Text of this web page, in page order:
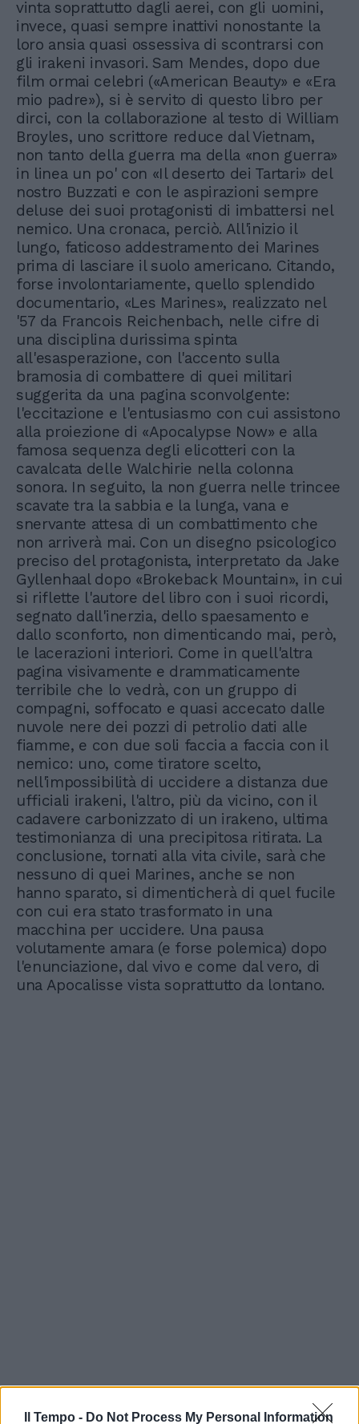
Il Tempo - Do Not Process My Personal Information
vinta soprattutto dagli aerei, con gli uomini,
invece, quasi sempre inattivi nonostante la
loro ansia quasi ossessiva di scontrarsi con
gli irakeni invasori. Sam Mendes, dopo due
film ormai celebri («American Beauty» e «Era
mio padre»), si è servito di questo libro per
dirci, con la collaborazione al testo di William
Broyles, uno scrittore reduce dal Vietnam,
non tanto della guerra ma della «non guerra»
in linea un po' con «Il deserto dei Tartari» del
nostro Buzzati e con le aspirazioni sempre
deluse dei suoi protagonisti di imbattersi nel
nemico. Una cronaca, perciò. All'inizio il
lungo, faticoso addestramento dei Marines
prima di lasciare il suolo americano. Citando,
forse involontariamente, quello splendido
documentario, «Les Marines», realizzato nel
'57 da Francois Reichenbach, nelle cifre di
una disciplina durissima spinta
all'esasperazione, con l'accento sulla
bramosia di combattere di quei militari
suggerita da una pagina sconvolgente:
l'eccitazione e l'entusiasmo con cui assistono
alla proiezione di «Apocalypse Now» e alla
famosa sequenza degli elicotteri con la
cavalcata delle Walchirie nella colonna
sonora. In seguito, la non guerra nelle trincee
scavate tra la sabbia e la lunga, vana e
snervante attesa di un combattimento che
non arriverà mai. Con un disegno psicologico
preciso del protagonista, interpretato da Jake
Gyllenhaal dopo «Brokeback Mountain», in cui
si riflette l'autore del libro con i suoi ricordi,
segnato dall'inerzia, dello spaesamento e
dallo sconforto, non dimenticando mai, però,
le lacerazioni interiori. Come in quell'altra
pagina visivamente e drammaticamente
terribile che lo vedrà, con un gruppo di
compagni, soffocato e quasi accecato dalle
nuvole nere dei pozzi di petrolio dati alle
fiamme, e con due soli faccia a faccia con il
nemico: uno, come tiratore scelto,
nell'impossibilità di uccidere a distanza due
ufficiali irakeni, l'altro, più da vicino, con il
cadavere carbonizzato di un irakeno, ultima
testimonianza di una precipitosa ritirata. La
conclusione, tornati alla vita civile, sarà che
nessuno di quei Marines, anche se non
hanno sparato, si dimenticherà di quel fucile
con cui era stato trasformato in una
macchina per uccidere. Una pausa
volutamente amara (e forse polemica) dopo
l'enunciazione, dal vivo e come dal vero, di
una Apocalisse vista soprattutto da lontano.